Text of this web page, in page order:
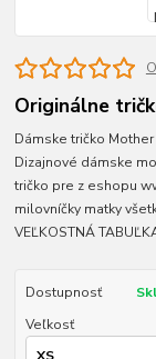
Originálne
Dámske tričko
Dizajnové dámske
tričko pre z eshopu
milovníčky matky
VEĽKOSTNÁ
Dostupnosť
Veľkosť